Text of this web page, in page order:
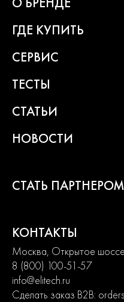
ГДЕ КУПИТЬ
СЕРВИС
ТЕСТЫ
СТАТЬИ
НОВОСТИ
СТАТЬ ПАРТНЕРОМ
КОНТАКТЫ
Москва, Открытое
8 (800) 100-51-57
info@elitech.ru
Сделать заказ B2B: